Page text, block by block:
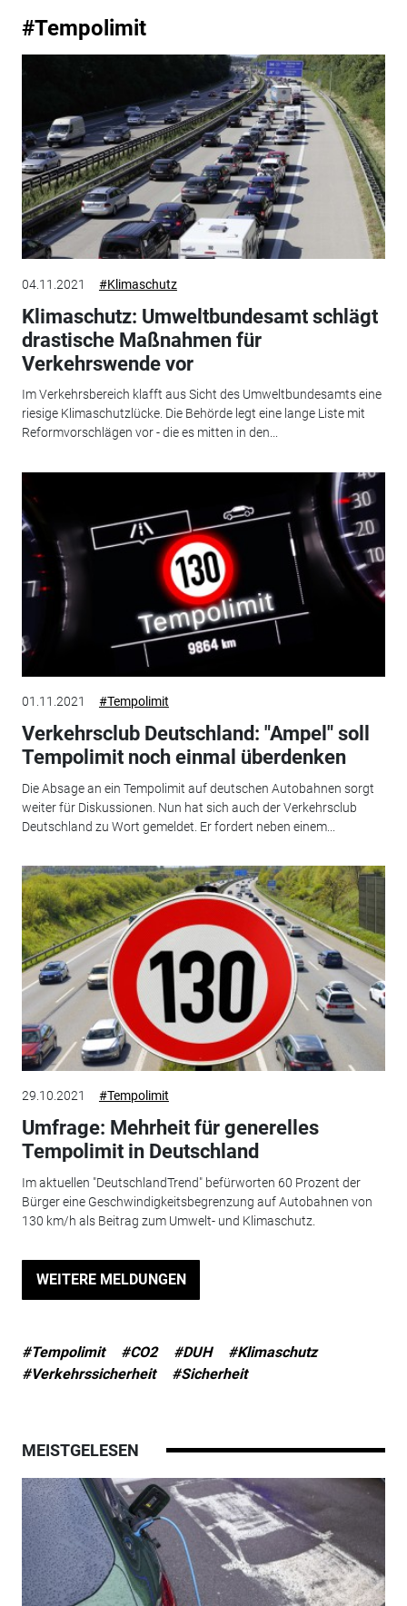
#Tempolimit
04.11.2021 #Klimaschutz
Klimaschutz: Umweltbundesamt schlägt
drastische Maßnahmen für
Verkehrswende vor
Im Verkehrsbereich klafft aus Sicht des Umweltbundesamts eine
riesige Klimaschutzlücke. Die Behörde legt eine lange Liste mit
Reformvorschlägen vor - die es mitten in den...
01.11.2021 #Tempolimit
Verkehrsclub Deutschland: "Ampel" soll
Tempolimit noch einmal überdenken
Die Absage an ein Tempolimit auf deutschen Autobahnen sorgt
weiter für Diskussionen. Nun hat sich auch der Verkehrsclub
Deutschland zu Wort gemeldet. Er fordert neben einem...
29.10.2021 #Tempolimit
Umfrage: Mehrheit für generelles
Tempolimit in Deutschland
Im aktuellen "DeutschlandTrend" befürworten 60 Prozent der
Bürger eine Geschwindigkeitsbegrenzung auf Autobahnen von
130 km/h als Beitrag zum Umwelt- und Klimaschutz.
WEITERE MELDUNGEN
#Tempolimit #CO2 #DUH
#Klimaschutz
#Verkehrssicherheit
#Sicherheit
MEISTGELESEN